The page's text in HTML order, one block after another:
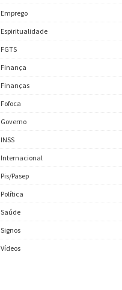
Emprego
Espiritualidade
FGTS
Finança
Finanças
Fofoca
Governo
INSS
Internacional
Pis/Pasep
Política
Saúde
Signos
Vídeos